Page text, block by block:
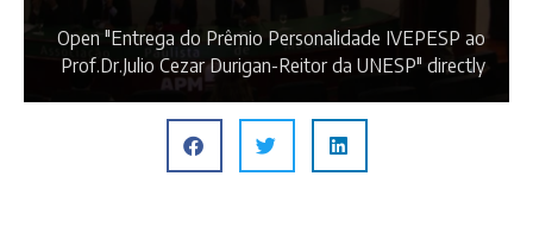
Open "Entrega do Prêmio Personalidade IVEPESP ao
Prof.Dr.Julio Cezar Durigan-Reitor da UNESP" directly